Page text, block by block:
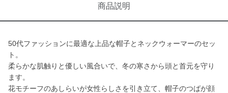
商品説明
50代ファッションに最適な上品な帽子とネックウォーマーのセッ
ト。
柔らかな肌触りと優しい風合いで、冬の寒さから頭と首元を守り
ます。
花モチーフのあしらいが女性らしさを引き立て、帽子のつばが顔